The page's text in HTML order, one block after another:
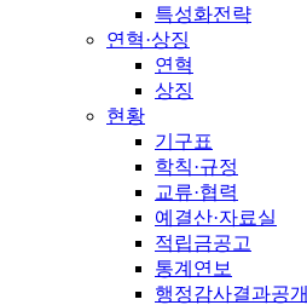
특성화전략
연혁·상징
연혁
상징
현황
기구표
학칙·규정
교류·협력
예결산·자료실
적립금공고
통계연보
행정감사결과공개